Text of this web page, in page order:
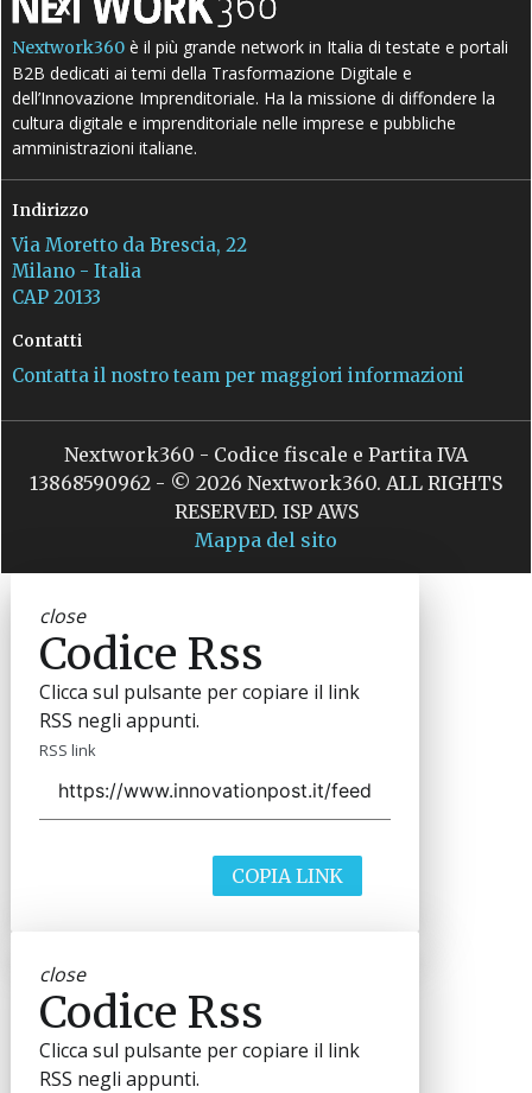
Nextwork360 è il più grande network in Italia di testate e portali
B2B dedicati ai temi della Trasformazione Digitale e
dell’Innovazione Imprenditoriale. Ha la missione di diffondere la
cultura digitale e imprenditoriale nelle imprese e pubbliche
amministrazioni italiane.
Indirizzo
Via Moretto da Brescia, 22
Milano - Italia
CAP 20133
Contatti
Contatta il nostro team per maggiori informazioni
Nextwork360 - Codice fiscale e Partita IVA
13868590962 - © 2026 Nextwork360. ALL RIGHTS
RESERVED. ISP AWS
Mappa del sito
close
Codice Rss
Clicca sul pulsante per copiare il link
RSS negli appunti.
RSS link
COPIA LINK
close
Codice Rss
Clicca sul pulsante per copiare il link
RSS negli appunti.